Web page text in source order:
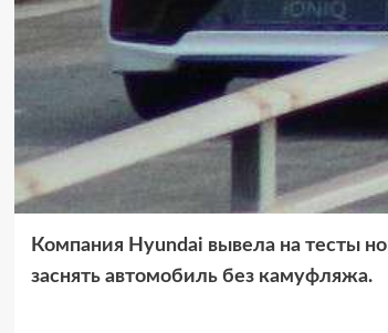
Компания Hyundai вывела на тесты
заснять автомобиль без камуфляжа.